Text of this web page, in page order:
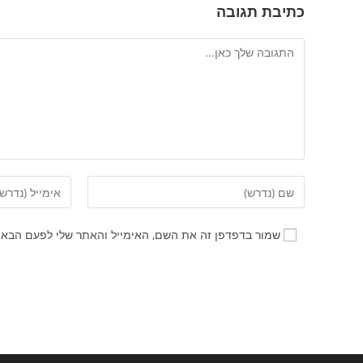
כתיבת תגובה
שמור בדפדפן זה את השם, האימייל והאתר שלי לפעם